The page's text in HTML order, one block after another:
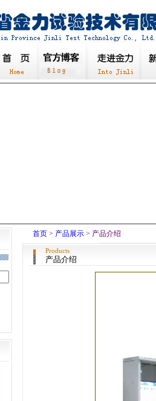
首页 > 产品展示 > 产品介绍
Products
产品介绍